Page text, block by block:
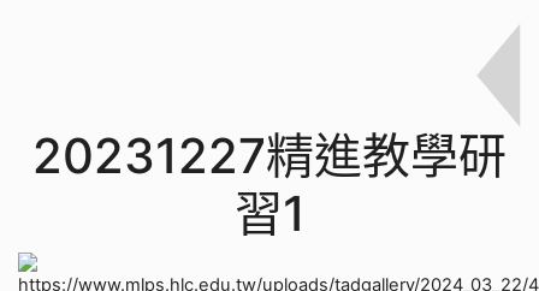
20231227精進教學研
習1